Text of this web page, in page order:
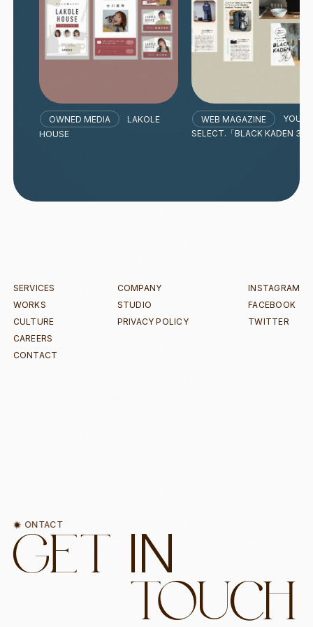
OWNED MEDIA
OWNED MEDIA
LAKOLE
HOUSE
WEB MAGAZINE
WEB MAGAZINE
YOUR
SELECT.「BLACK KADEN 30
SERVICES
WORKS
CULTURE
CAREERS
CONTACT
COMPANY
STUDIO
PRIVACY POLICY
INSTAGRAM
FACEBOOK
TWITTER
CONTACT
GE T IN
TOUCH